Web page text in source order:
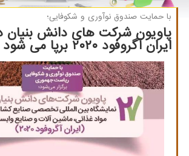
با حمایت صندوق نوآوری و شكوفایی؛
پاویون شركت های دانش بنیان
ایران آگروفود ۲۰۲۰ برپا می شود